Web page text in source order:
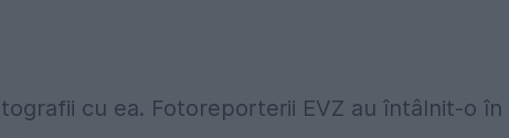
cu ea. Fotoreporterii EVZ au întâlnit-o în